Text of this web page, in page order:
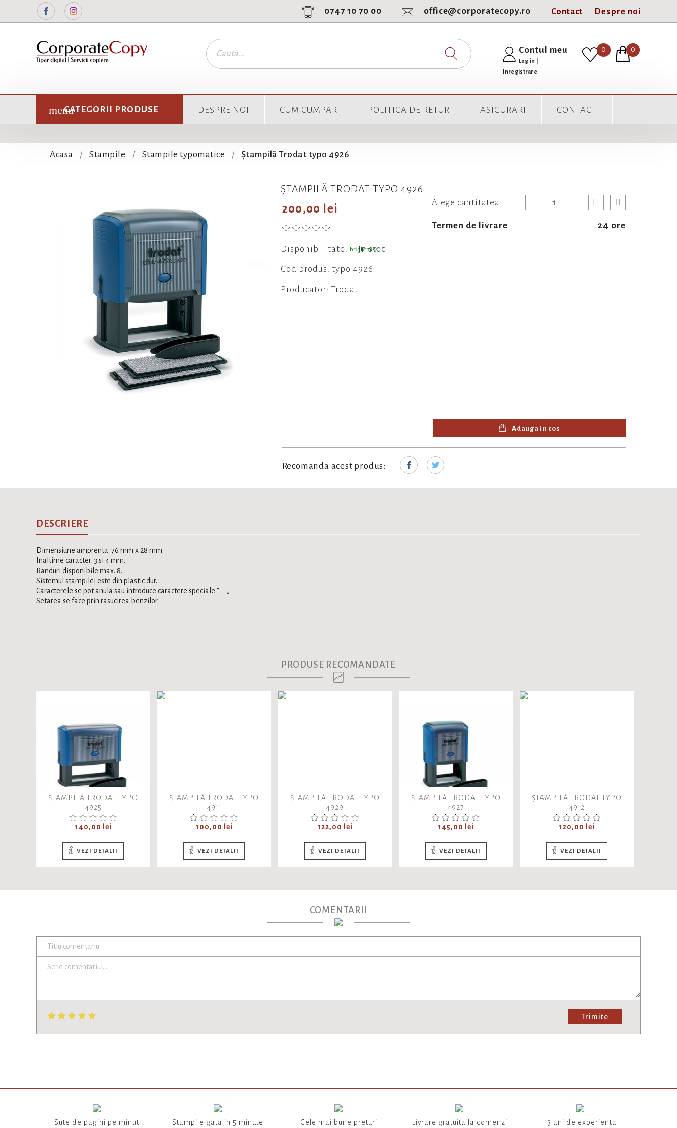
FacebookInstagram 0747 10 70 00 office@corporatecopy.ro Contact Despre noi
Contul meu
Log in
Inregistrare
0 0
CATEGORII PRODUSE DESPRE NOI CUM CUMPAR POLITICA DE RETUR ASIGURARI CONTACT
Acasa Stampile Stampile typomatice Ștampilă Trodat typo 4926
ȘTAMPILĂ TRODAT TYPO 4926
200,00 lei
Disponibilitate: brightness_1
In stoc
Cod produs: typo 4926
Producator: Trodat
Alege cantitatea
Termen de livrare 24 ore
Adauga in cos
Recomanda acest produs:
DESCRIERE
Dimensiune amprenta: 76 mm x 28 mm.
Inaltime caracter: 3 si 4 mm.
Randuri disponibile max. 8.
Sistemul stampilei este din plastic dur.
Caracterele se pot anula sau introduce caractere speciale ” – „
Setarea se face prin rasucirea benzilor.
PRODUSE RECOMANDATE
ȘTAMPILĂ TRODAT TYPO
4925
Pret
140,00 lei
VEZI DETALII
ȘTAMPILĂ TRODAT TYPO
4911
Pret
100,00 lei
VEZI DETALII
ȘTAMPILĂ TRODAT TYPO
4929
Pret
122,00 lei
VEZI DETALII
ȘTAMPILĂ TRODAT TYPO
4927
Pret
145,00 lei
VEZI DETALII
ȘTAMPILĂ TRODAT TYPO
4912
Pret
120,00 lei
VEZI DETALII
COMENTARII
Trimite
Sute de pagini pe minut Stampile gata in 5 minute Cele mai bune preturi
Livrare gratuita la comenzi
13 ani de experienta